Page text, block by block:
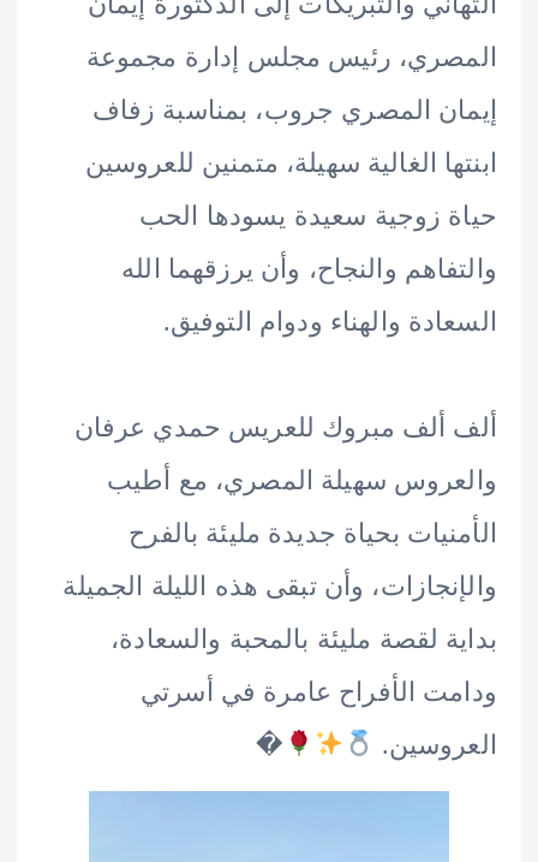
رئيس مجلس إدارة مجموعة
المصري جروب، بمناسبة زفاف
الغالية سهيلة، متمنين للعروسين
زوجية سعيدة يسودها الحب
والنجاح، وأن يرزقهما الله
والهناء ودوام التوفيق.
ألف مبروك للعريس حمدي عرفان
سهيلة المصري، مع أطيب
بحياة جديدة مليئة بالفرح
وأن تبقى هذه الليلة الجميلة
لقصة مليئة بالمحبة والسعادة،
الأفراح عامرة في أسرتي
�